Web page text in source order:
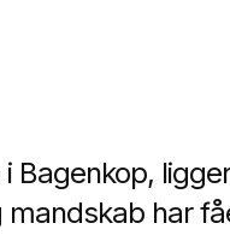
Bagenkop,
har